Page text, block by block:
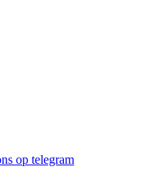
op telegram